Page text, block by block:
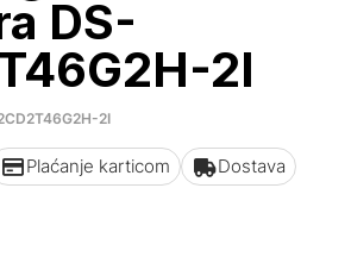
DS-
2I
2I
Plaćanje karticom
Dostava